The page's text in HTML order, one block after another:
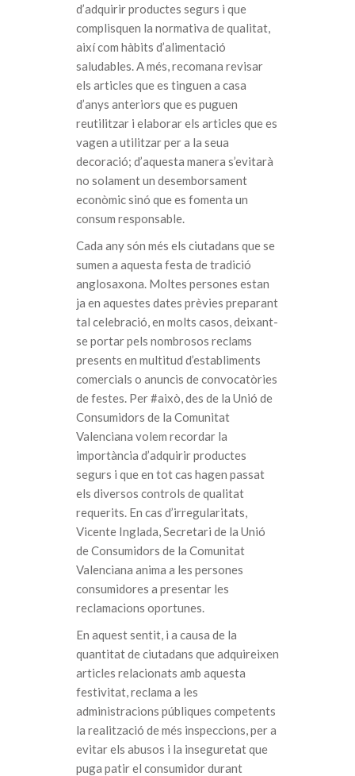
d’adquirir productes segurs i que
complisquen la normativa de qualitat,
així com hàbits d’alimentació
saludables. A més, recomana revisar
els articles que es tinguen a casa
d’anys anteriors que es puguen
reutilitzar i elaborar els articles que es
vagen a utilitzar per a la seua
decoració; d’aquesta manera s’evitarà
no solament un desemborsament
econòmic sinó que es fomenta un
consum responsable.
Cada any són més els ciutadans que se
sumen a aquesta festa de tradició
anglosaxona. Moltes persones estan
ja en aquestes dates prèvies preparant
tal celebració, en molts casos, deixant-
se portar pels nombrosos reclams
presents en multitud d’establiments
comercials o anuncis de convocatòries
de festes. Per #això, des de la Unió de
Consumidors de la Comunitat
Valenciana volem recordar la
importància d’adquirir productes
segurs i que en tot cas hagen passat
els diversos controls de qualitat
requerits. En cas d’irregularitats,
Vicente Inglada, Secretari de la Unió
de Consumidors de la Comunitat
Valenciana anima a les persones
consumidores a presentar les
reclamacions oportunes.
En aquest sentit, i a causa de la
quantitat de ciutadans que adquireixen
articles relacionats amb aquesta
festivitat, reclama a les
administracions públiques competents
la realització de més inspeccions, per a
evitar els abusos i la inseguretat que
puga patir el consumidor durant